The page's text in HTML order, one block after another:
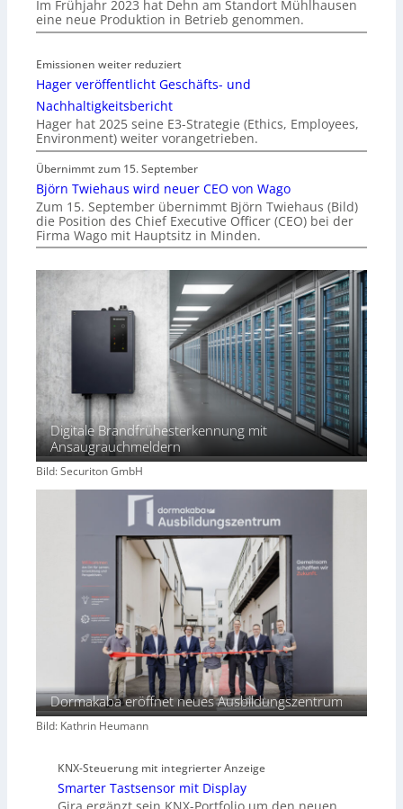
Im Frühjahr 2023 hat Dehn am Standort Mühlhausen
eine neue Produktion in Betrieb genommen.
Emissionen weiter reduziert
Hager veröffentlicht Geschäfts- und
Nachhaltigkeitsbericht
Hager hat 2025 seine E3-Strategie (Ethics, Employees,
Environment) weiter vorangetrieben.
Übernimmt zum 15. September
Björn Twiehaus wird neuer CEO von Wago
Zum 15. September übernimmt Björn Twiehaus (Bild)
die Position des Chief Executive Officer (CEO) bei der
Firma Wago mit Hauptsitz in Minden.
Digitale Brandfrühesterkennung mit
Ansaugrauchmeldern
Bild: Securiton GmbH
Dormakaba eröffnet neues Ausbildungszentrum
Bild: Kathrin Heumann
KNX-Steuerung mit integrierter Anzeige
Smarter Tastsensor mit Display
Gira ergänzt sein KNX-Portfolio um den neuen